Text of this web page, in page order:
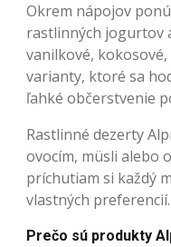
Okrem nápojov
rastlinných jogurtov
vanilkové,
varianty, ktoré sa
ľahké občerstvenie
Rastlinné dezerty
ovocím, müsli alebo
príchutiam si každý
vlastných preferencií.
Prečo sú produkty